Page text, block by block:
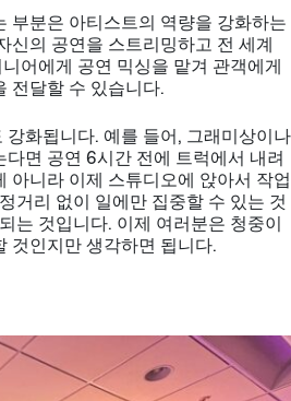
부분은 아티스트의 역량을 강화하는
신의 공연을 스트리밍하고 전 세계
어에게 공연 믹싱을 맡겨 관객에게
전달할 수 있습니다.
강화됩니다. 예를 들어, 그래미상이나
면 공연 6시간 전에 트럭에서 내려
아니라 이제 스튜디오에 앉아서 작업
거리 없이 일에만 집중할 수 있는 것
는 것입니다. 이제 여러분은 청중이
것인지만 생각하면 됩니다.